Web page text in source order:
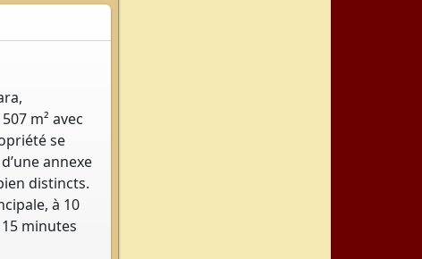
m² avec
se
annexe
distincts.
à 10
minutes